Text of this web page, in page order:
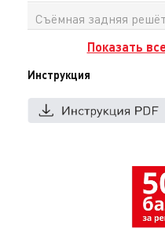
Съёмная задняя
Показать
Инструкция